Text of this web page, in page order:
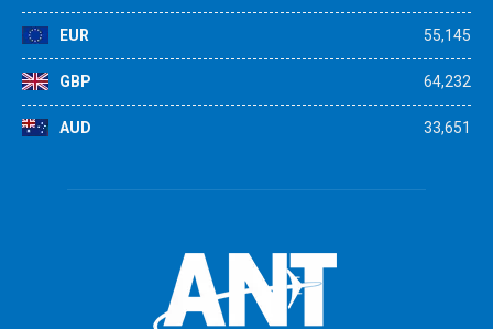
EUR 55,145
GBP 64,232
AUD 33,651